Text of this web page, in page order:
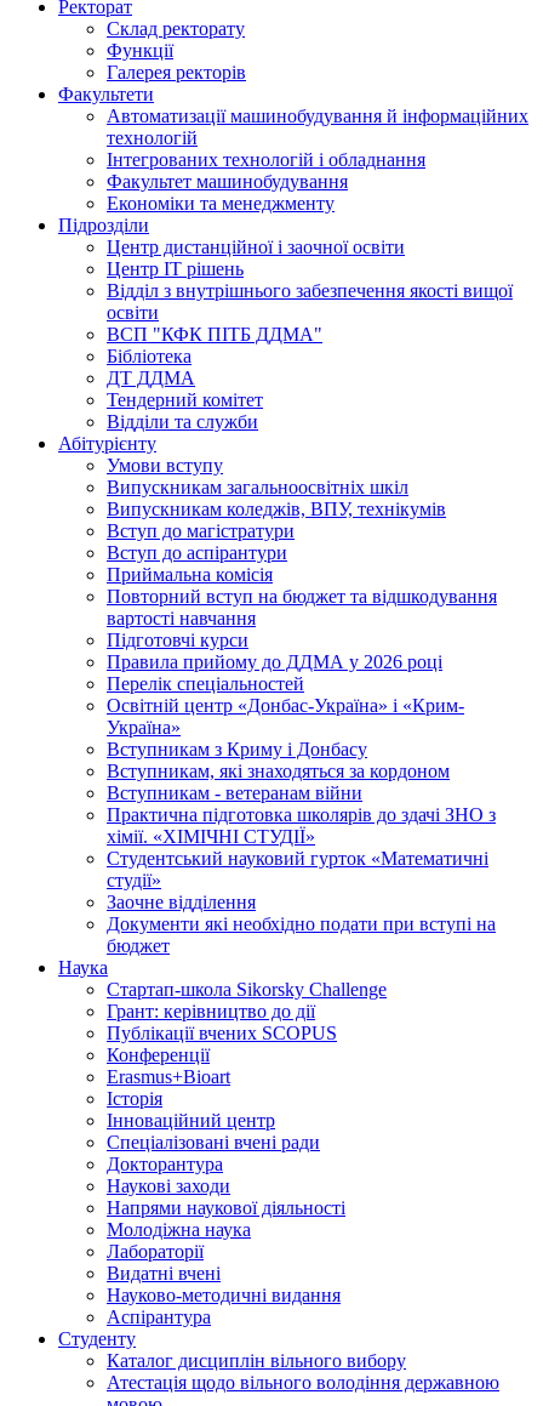
Ректорат
Склад ректорату
Функції
Галерея ректорів
Факультети
Автоматизації машинобудування й інформаційних
технологій
Інтегрованих технологій і обладнання
Факультет машинобудування
Економіки та менеджменту
Підрозділи
Центр дистанційної і заочної освіти
Центр ІТ рішень
Відділ з внутрішнього забезпечення якості вищої
освіти
ВСП "КФК ПІТБ ДДМА"
Бібліотека
ДТ ДДМА
Тендерний комітет
Відділи та служби
Абітурієнту
Умови вступу
Випускникам загальноосвітніх шкіл
Випускникам коледжів, ВПУ, технікумів
Вступ до магістратури
Вступ до аспірантури
Приймальна комісія
Повторний вступ на бюджет та відшкодування
вартості навчання
Підготовчі курси
Правила прийому до ДДМА у 2026 році
Перелік спеціальностей
Освітній центр «Донбас-Україна» і «Крим-
Україна»
Вступникам з Криму і Донбасу
Вступникам, які знаходяться за кордоном
Вступникам - ветеранам війни
Практична підготовка школярів до здачі ЗНО з
хімії. «ХІМІЧНІ СТУДІЇ»
Студентський науковий гурток «Математичні
студії»
Заочне відділення
Документи які необхідно подати при вступі на
бюджет
Наука
Стартап-школа Sikorsky Challenge
Грант: керівництво до дії
Публікації вчених SCOPUS
Конференції
Erasmus+Bioart
Історія
Інноваційний центр
Спеціалізовані вчені ради
Докторантура
Наукові заходи
Напрями наукової діяльності
Молодіжна наука
Лабораторії
Видатні вчені
Науково-методичні видання
Аспірантура
Студенту
Каталог дисциплін вільного вибору
Атестація щодо вільного володіння державною